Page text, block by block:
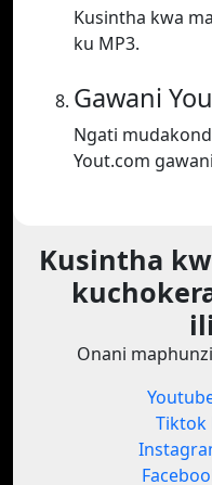
Kusintha kwa
ku MP3.
Gawani
Ngati
Yout.com
Kusintha
Onani
Tiktok